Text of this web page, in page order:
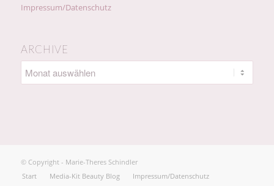
Impressum/Datenschutz
ARCHIVE
© Copyright - Marie-Theres Schindler
Start
Media-Kit Beauty Blog Impressum/Datenschutz